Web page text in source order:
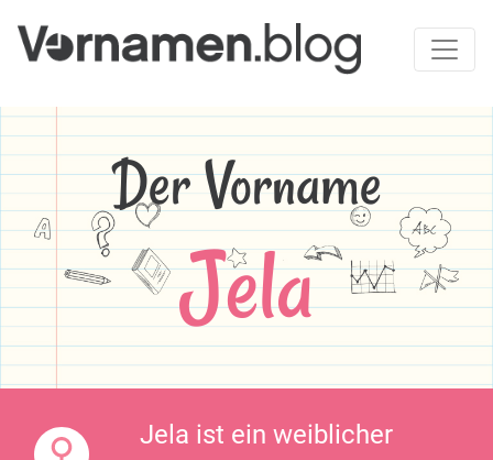
Der Vorname
Jela
Jela ist ein weiblicher